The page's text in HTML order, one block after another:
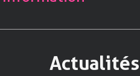
Actualités